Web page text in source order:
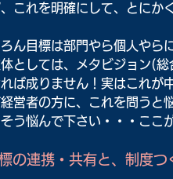
これを明確にして、とにか
ん目標は部門やら個人やら
としては、メタビジョン(
ば成りません！実はこれが
営者の方に、これを問うと
う悩んで下さい・・・ここ
の連携・共有と、制度つ